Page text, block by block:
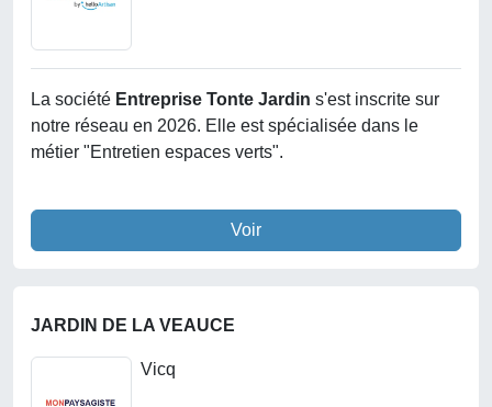
La société Entreprise Tonte Jardin s'est inscrite sur
notre réseau en 2026. Elle est spécialisée dans le
métier "Entretien espaces verts".
Voir
JARDIN DE LA VEAUCE
Vicq